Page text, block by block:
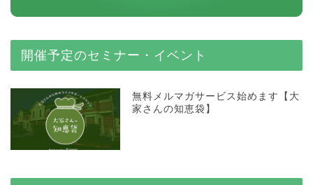
開催予定のセミナー・イベント
無料メルマガサービス始めます【大
家さんの知恵袋】